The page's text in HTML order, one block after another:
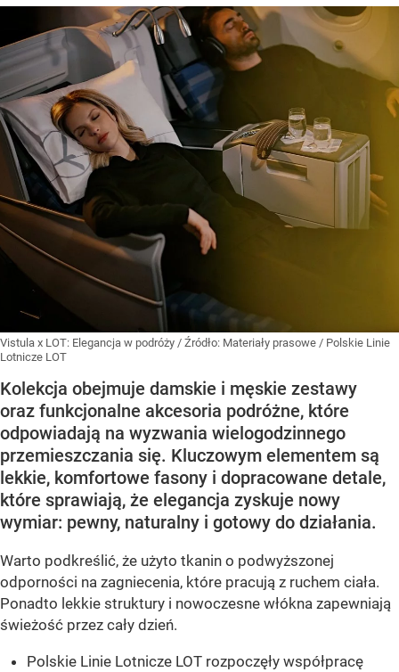
Vistula x LOT: Elegancja w podróży / Źródło: Materiały prasowe / Polskie Linie
Lotnicze LOT
Kolekcja obejmuje damskie i męskie zestawy
oraz funkcjonalne akcesoria podróżne, które
odpowiadają na wyzwania wielogodzinnego
przemieszczania się. Kluczowym elementem są
lekkie, komfortowe fasony i dopracowane detale,
które sprawiają, że elegancja zyskuje nowy
wymiar: pewny, naturalny i gotowy do działania.
Warto podkreślić, że użyto tkanin o podwyższonej
odporności na zagniecenia, które pracują z ruchem ciała.
Ponadto lekkie struktury i nowoczesne włókna zapewniają
świeżość przez cały dzień.
Polskie Linie Lotnicze LOT rozpoczęły współpracę